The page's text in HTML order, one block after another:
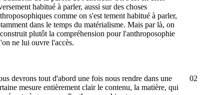
habitué à parler, aussi sur des choses
comme on s'est tement habitué à parler,
dans le temps du matérialisme. Mais par là, on
plutôt la compréhension pour l'anthroposophie
ne lui ouvre l'accès.
devrons tout d'abord une fois nous rendre dans une
mesure entièrement clair le contenu, la matière, qui
02